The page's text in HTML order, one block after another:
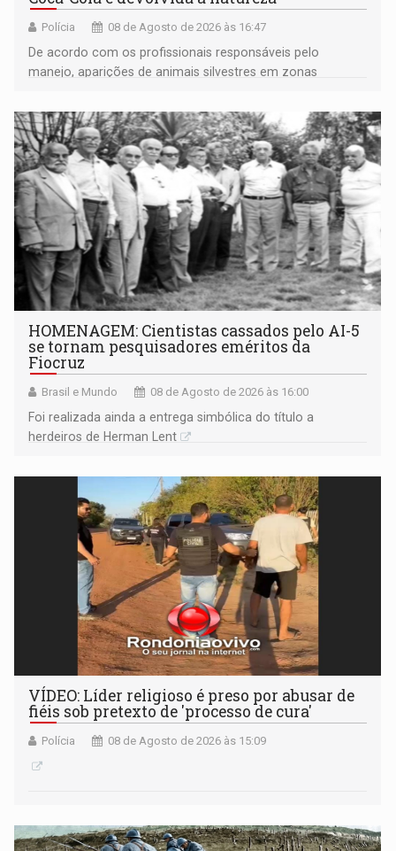
Polícia 08 de Agosto de 2026 às 16:47
De acordo com os profissionais responsáveis pelo
manejo, aparições de animais silvestres em zonas
HOMENAGEM: Cientistas cassados pelo AI-5
se tornam pesquisadores eméritos da
Fiocruz
Brasil e Mundo 08 de Agosto de 2026 às 16:00
Foi realizada ainda a entrega simbólica do título a
herdeiros de Herman Lent
VÍDEO: Líder religioso é preso por abusar de
fiéis sob pretexto de 'processo de cura'
Polícia 08 de Agosto de 2026 às 15:09